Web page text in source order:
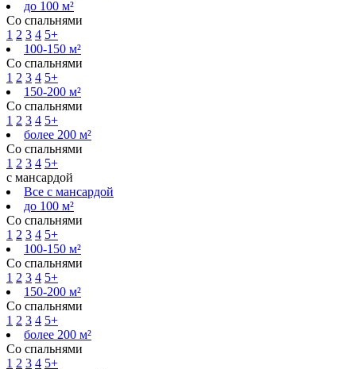
до 100 м²
Со спальнями
1 2 3 4 5+
100-150 м²
Со спальнями
1 2 3 4 5+
150-200 м²
Со спальнями
1 2 3 4 5+
более 200 м²
Со спальнями
1 2 3 4 5+
с мансардой
Все с мансардой
до 100 м²
Со спальнями
1 2 3 4 5+
100-150 м²
Со спальнями
1 2 3 4 5+
150-200 м²
Со спальнями
1 2 3 4 5+
более 200 м²
Со спальнями
1 2 3 4 5+